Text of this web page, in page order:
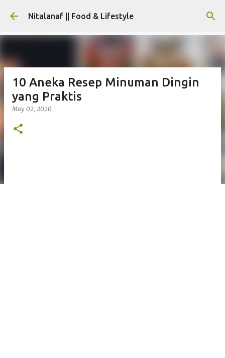
Skip to main content
Nitalanaf || Food & Lifestyle
10 Aneka Resep Minuman Dingin
yang Praktis
May 02, 2020